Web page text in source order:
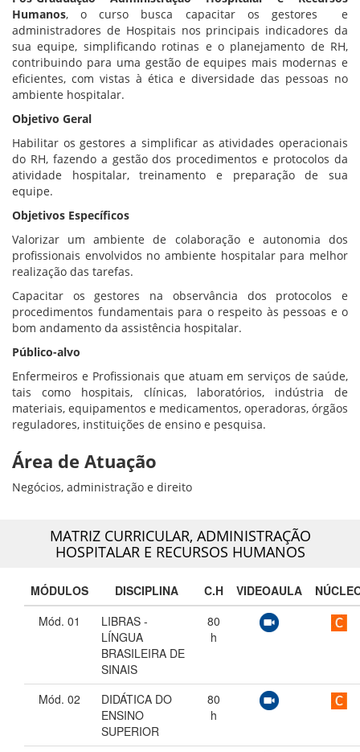
Humanos, o curso busca capacitar os gestores e
administradores de Hospitais nos principais indicadores da
sua equipe, simplificando rotinas e o planejamento de RH,
contribuindo para uma gestão de equipes mais modernas e
eficientes, com vistas à ética e diversidade das pessoas no
ambiente hospitalar.
Objetivo Geral
Habilitar os gestores a simplificar as atividades operacionais
do RH, fazendo a gestão dos procedimentos e protocolos da
atividade hospitalar, treinamento e preparação de sua
equipe.
Objetivos Específicos
Valorizar um ambiente de colaboração e autonomia dos
profissionais envolvidos no ambiente hospitalar para melhor
realização das tarefas.
Capacitar os gestores na observância dos protocolos e
procedimentos fundamentais para o respeito às pessoas e o
bom andamento da assistência hospitalar.
Público-alvo
Enfermeiros e Profissionais que atuam em serviços de saúde,
tais como hospitais, clínicas, laboratórios, indústria de
materiais, equipamentos e medicamentos, operadoras, órgãos
reguladores, instituições de ensino e pesquisa.
Área de Atuação
Negócios, administração e direito
MATRIZ CURRICULAR, ADMINISTRAÇÃO
HOSPITALAR E RECURSOS HUMANOS
MÓDULOS DISCIPLINA C.H VIDEOAULA
Mód. 01
LIBRAS -
LÍNGUA
BRASILEIRA DE
SINAIS
80
h
Mód. 02
DIDÁTICA DO
ENSINO
SUPERIOR
80
h